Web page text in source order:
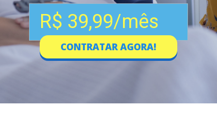
R$ 39,99/mês
CONTRATAR AGORA!